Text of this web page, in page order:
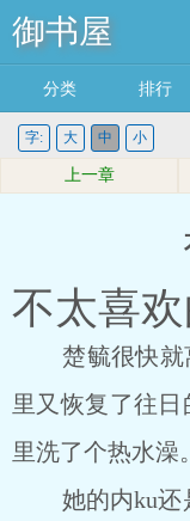
御书屋
分类 排行
字: 大 中 小
上一章
不太喜
楚毓很快就
里又恢复了往
里洗了个热水澡。
她的内ku还是